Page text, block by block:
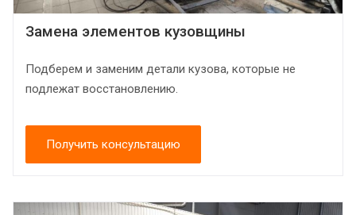
Замена элементов кузовщины
Подберем и заменим детали кузова, которые не
подлежат восстановлению.
Получить консультацию